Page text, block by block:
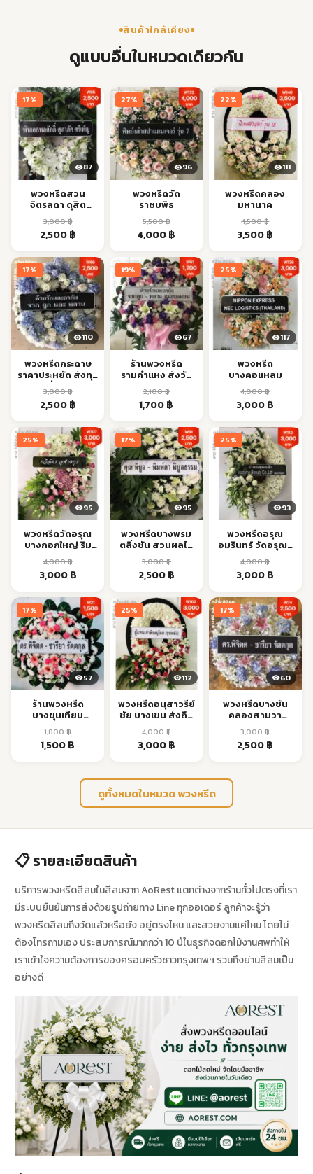
สินค้าใกล้เคียง
ดูแบบอื่นในหมวดเดียวกัน
17%
87
พวงหรีดสวน
จิตรลดา ดุสิต
รพ.วชิรฯ ส่งตรง
เวลา
3,000฿
Original
was:
3,000 ฿.
2,500฿Current
is:
2,500 ฿.
27%
96
พวงหรีดวัด
ราชบพิธ
5,500฿
Original
was:
5,500 ฿.
4,000฿
is:
4,000 ฿.
22%
111
พวงหรีดคลอง
มหานาค
4,500฿
Original
was:
4,500 ฿.
3,500฿
is:
3,500 ฿.
17%
110
พวงหรีดกระดาษ
ราคาประหยัด ส่งทุก
วัดทั่ว กทม.
3,000฿
Original
was:
3,000 ฿.
2,500฿Current
is:
2,500 ฿.
19%
67
ร้านพวงหรีด
รามคำแหง ส่งวัด
หัวหมาก ตรงเวลา
2,100฿
Original
was:
2,100 ฿.
1,700฿
is:
1,700 ฿.
25%
117
พวงหรีด
บางคอแหลม
4,000฿
Original
was:
4,000 ฿.
3,000฿
is:
3,000 ฿.
25%
95
พวงหรีดวัดอรุณ
บางกอกใหญ่ ริม
เจ้าพระยา ส่งด่วน
4,000฿
Original
was:
4,000 ฿.
3,000฿Current
is:
3,000 ฿.
17%
95
พวงหรีดบางพรม
ตลิ่งชัน สวนผลไม้
ส่งด่วน
3,000฿
Original
was:
3,000 ฿.
2,500฿Current
is:
2,500 ฿.
25%
93
พวงหรีดอรุณ
อมรินทร์ วัดอรุณ–
ศิริราช ส่งด่วน
4,000฿
Original
was:
4,000 ฿.
3,000฿
is:
3,000 ฿.
17%
57
ร้านพวงหรีด
บางขุนเทียน
แสมดำ พระราม 2
ส่งด่วน
1,800฿
Original
1,500฿
1,500 ฿.
25%
112
พวงหรีดอนุสาวรีย์
ชัย บางเขน ส่งถึง
วัดด่วน
4,000฿
Original
4,000 ฿.
3,000฿Current
3,000 ฿.
17%
60
พวงหรีดบางชัน
คลองสามวา
รามอินทรา ส่งด่วน
3,000฿
Original
2,500฿
ดูทั้งหมดในหมวด พวงหรีด
📋 รายละเอียดสินค้า
บริการพวงหรีดสีลมในสีลมจาก AoRest แตกต่างจากร้านทั่วไปตรงที่เรา
มีระบบยืนยันการส่งด้วยรูปถ่ายทาง Line ทุกออเดอร์ ลูกค้าจะรู้ว่า
พวงหรีดสีลมถึงวัดแล้วหรือยัง อยู่ตรงไหน และสวยงามแค่ไหน โดยไม่
ต้องโทรถามเอง ประสบการณ์มากกว่า 10 ปีในธุรกิจดอกไม้งานศพทำให้
เราเข้าใจความต้องการของครอบครัวชาวกรุงเทพฯ รวมถึงย่านสีลมเป็น
อย่างดี